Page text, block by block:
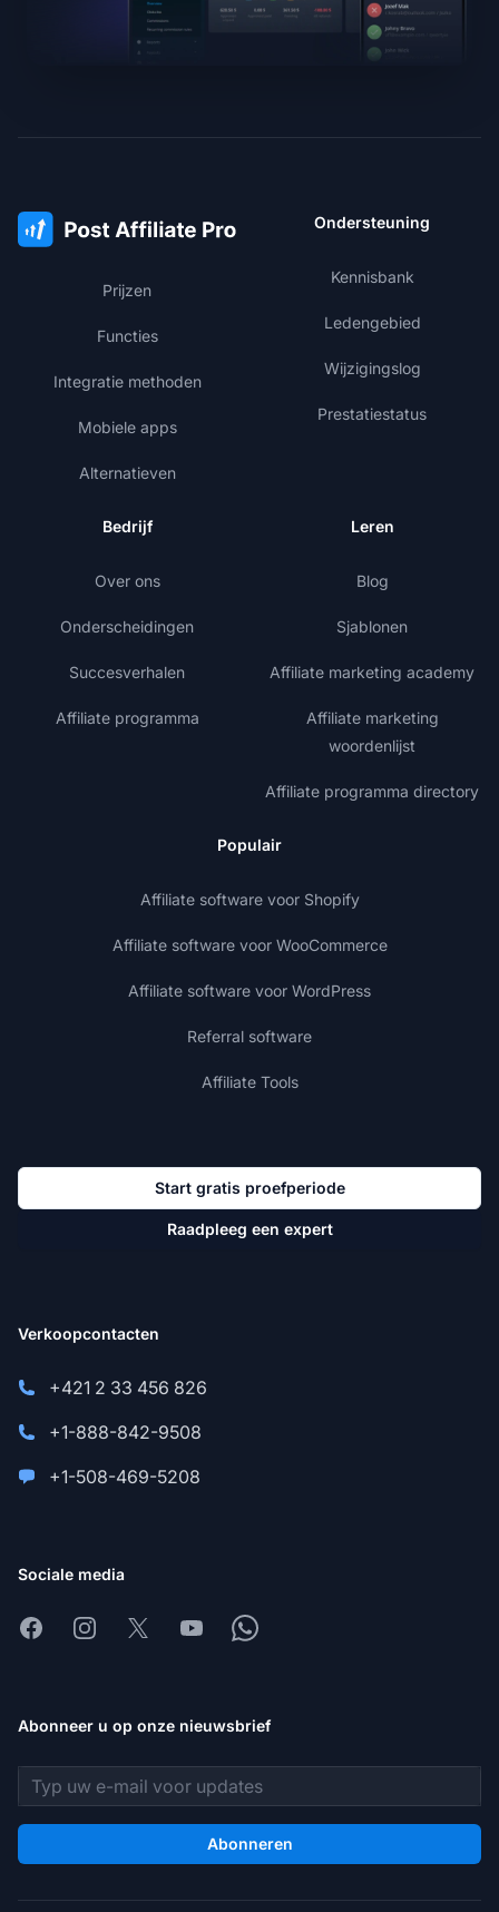
Prijzen
Functies
Integratie methoden
Mobiele apps
Alternatieven
Ondersteuning
Kennisbank
Ledengebied
Wijzigingslog
Prestatiestatus
Bedrijf
Over ons
Onderscheidingen
Succesverhalen
Affiliate programma
Leren
Blog
Sjablonen
Affiliate marketing academy
Affiliate marketing
woordenlijst
Affiliate programma directory
Populair
Affiliate software voor Shopify
Affiliate software voor WooCommerce
Affiliate software voor WordPress
Referral software
Affiliate Tools
Start gratis proefperiode
Raadpleeg een expert
Verkoopcontacten
+421 2 33 456 826
+1-888-842-9508
+1-508-469-5208
Sociale media
FacebookInstagram
X YoutubeWhatsapp
Abonneer u op onze nieuwsbrief
E-mailadres
Abonneren